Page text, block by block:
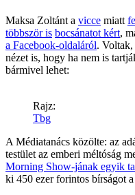
Maksa Zoltánt a vicce miatt
többször is bocsánatot kért,
a Facebook-oldaláról. Voltak,
nézet is, hogy ha nem is
bármivel lehet:
Rajz:
Tbg
A Médiatanács közölte: az
testület az emberi méltóság
Morning Show-jának egyik
ki 450 ezer forintos bírságot